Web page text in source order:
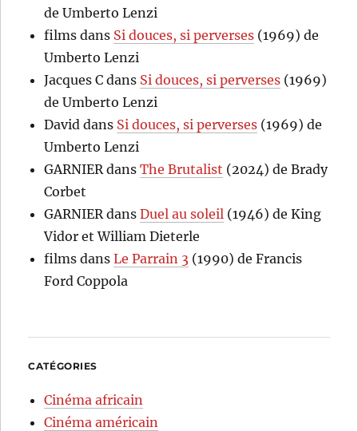
de Umberto Lenzi
films dans Si douces, si perverses (1969) de
Umberto Lenzi
Jacques C dans Si douces, si perverses (1969)
de Umberto Lenzi
David dans Si douces, si perverses (1969) de
Umberto Lenzi
GARNIERdansThe Brutalist (2024) de Brady
Corbet
GARNIERdansDuel au soleil (1946) de King
Vidor et William Dieterle
films dansLe Parrain 3 (1990) de Francis
Ford Coppola
CATÉGORIES
Cinéma africain
Cinéma américain